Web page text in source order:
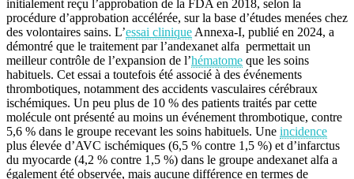
initialement reçu l’approbation de la FDA en 2018, selon la
procédure d’approbation accélérée, sur la base d’études menées chez
des volontaires sains. L’essai clinique Annexa-I, publié en 2024, a
démontré que le traitement par l’andexanet alfa permettait un
meilleur contrôle de l’expansion de l’hématome que les soins
habituels. Cet essai a toutefois été associé à des événements
thrombotiques, notamment des accidents vasculaires cérébraux
ischémiques. Un peu plus de 10 % des patients traités par cette
molécule ont présenté au moins un événement thrombotique, contre
5,6 % dans le groupe recevant les soins habituels. Une incidence
plus élevée d’AVC ischémiques (6,5 % contre 1,5 %) et d’infarctus
du myocarde (4,2 % contre 1,5 %) dans le groupe andexanet alfa a
également été observée, mais aucune différence en termes de